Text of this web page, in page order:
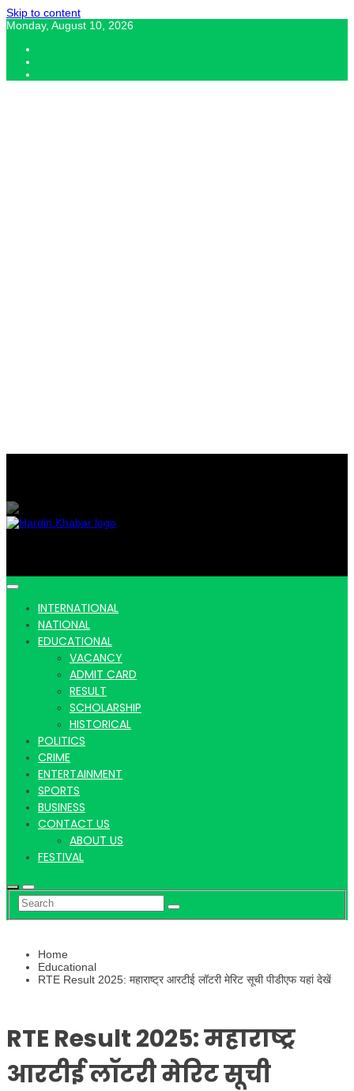
Skip to content
Monday, August 10, 2026
Hardin
Khabar |
Hindi
news |
Latest
INTERNATIONAL
NATIONAL
EDUCATIONAL
VACANCY
ADMIT CARD
RESULT
SCHOLARSHIP
HISTORICAL
POLITICS
CRIME
ENTERTAINMENT
SPORTS
BUSINESS
CONTACT US
ABOUT US
FESTIVAL
Home
Educational
RTE Result 2025: महाराष्ट्र आरटीई लॉटरी मेरिट सूची पीडीएफ यहां देखें
RTE Result 2025: महाराष्ट्र
आरटीई लॉटरी मेरिट सूची